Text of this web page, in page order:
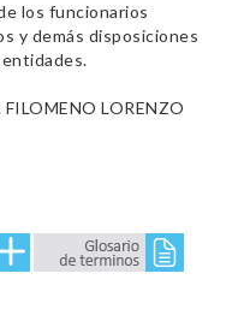
los funcionarios
y demás disposiciones
FILOMENO LORENZO